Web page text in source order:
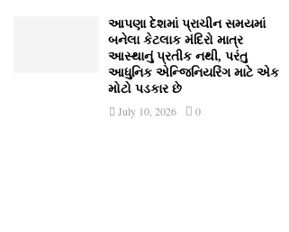
આપણા દેશમાં પ્રાચીન સમયમાં
બનેલા કેટલાક મંદિરો માત્ર
આસ્થાનું પ્રતીક નથી, પરંતુ
આધુનિક એન્જિનિયરિંગ માટે એક
મોટો પડકાર છે
July 10, 2026 0